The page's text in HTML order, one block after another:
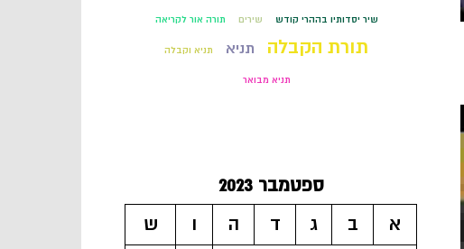
שיר יסדותיו בההרי קודש שירים תורה אור לקריאה
תורת הקבלה תניא תניא וקבלה
תניא מבואר
ספטמבר 2023
א
ב ג ד ה ו
ש